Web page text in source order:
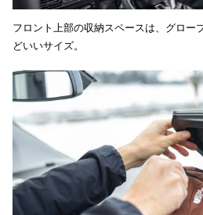
フロント上部の収納スペースは、グロー
どいいサイズ。